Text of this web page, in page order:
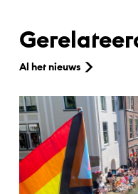
Al het nieuws